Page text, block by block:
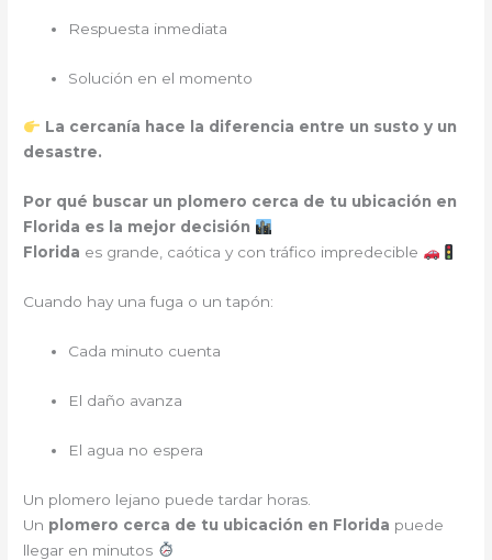
Respuesta inmediata
Solución en el momento
La cercanía hace la diferencia entre un susto y un
desastre.
Por qué buscar un plomero cerca de tu ubicación en
Florida es la mejor decisión
Florida es grande, caótica y con tráfico impredecible
Cuando hay una fuga o un tapón:
Cada minuto cuenta
El daño avanza
El agua no espera
Un plomero lejano puede tardar horas.
Un plomero cerca de tu ubicación en Florida puede
llegar en minutos